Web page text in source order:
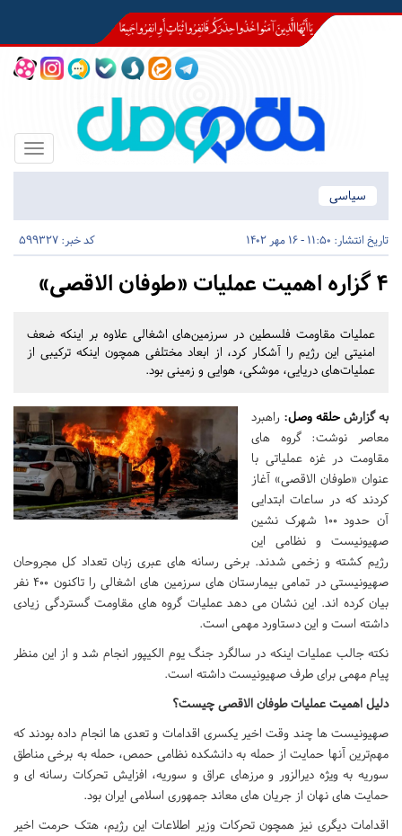
Toggle
سیاسی
تاریخ انتشار: 11:50 - 16 مهر 1402 کد خبر: 599327
۴ گزاره اهمیت عملیات «طوفان الاقصی»
عملیات مقاومت فلسطین در سرزمین‌های اشغالی علاوه بر اینکه ضعف
امنیتی این رژیم را آشکار کرد، از ابعاد مختلفی همچون اینکه ترکیبی از
عملیات‌های دریایی، موشکی، هوایی و زمینی بود.
به گزارش حلقه وصل: راهبرد
معاصر نوشت: گروه های
مقاومت در غزه عملیاتی با
عنوان «طوفان الاقصی» آغاز
کردند که در ساعات ابتدایی
آن حدود 100 شهرک نشین
صهیونیست و نظامی این
رژیم کشته و زخمی شدند. برخی رسانه های عبری زبان تعداد کل مجروحان
صهیونیستی در تمامی بیمارستان های سرزمین های اشغالی را تاکنون 400 نفر
بیان کرده اند. این نشان می دهد عملیات گروه های مقاومت گستردگی زیادی
داشته است و این دستاورد مهمی است.
نکته جالب عملیات اینکه در سالگرد جنگ یوم الکیپور انجام شد و از این منظر
پیام مهمی برای طرف صهیونیست داشته است.
دلیل اهمیت عملیات طوفان الاقصی چیست؟
صهیونیست ها چند وقت اخیر یکسری اقدامات و تعدی ها انجام داده بودند که
مهم‌ترین آنها حمایت از حمله به دانشکده نظامی حمص، حمله به برخی مناطق
سوریه به ویژه دیرالزور و مرزهای عراق و سوریه، افزایش تحرکات رسانه ای و
حمایت های نهان از جریان های معاند جمهوری اسلامی ایران بود.
اقدامات دیگری نیز همچون تحرکات وزیر اطلاعات این رژیم، هتک حرمت اخیر